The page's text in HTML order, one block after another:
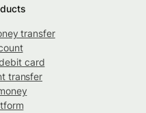
transfer
card
transfer